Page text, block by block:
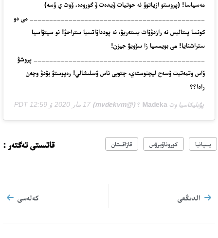
مەسياسا! (پروستو ازياتوۆ نە حوتيات ۆيدەت ۆ گورودە، ۆوت ي ۆسە)
_____________________________________________ مى دو
كونسا پىتاليس نە رازدۋۆات يستەريۋ، نە پودداۆاتسيا ستراحۋ! نو سيتۋاسيا
ستراشنايا! مى بويمسيا زا سۆويۋ جيزن!
____________________________________________ پروشۋ
ۆاس وتمەتيت ۆسەح ليچنوستەي، چتوبى ناس ۋسلىشالي! رەپوستۋ بۋدۋ وچەن
رادا؟؟
پۋبليكاسيا وت Madeka ؟ (@mvdekvm) 17 مار 2020 ۆ 12:59 PDT
قاتىستى تەگتەر : يسپانيا كوروناۆيرۋس قازاقستان
الدىڭعى كەلەسى